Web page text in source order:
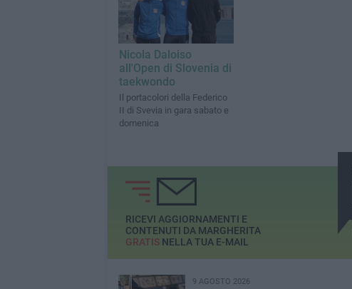
Nicola Daloiso
all'Open di Slovenia di
taekwondo
Il portacolori della Federico
II di Svevia in gara sabato e
domenica
RICEVI AGGIORNAMENTI E
CONTENUTI DA MARGHERITA
GRATISNELLA TUA E-MAIL
9 AGOSTO 2026